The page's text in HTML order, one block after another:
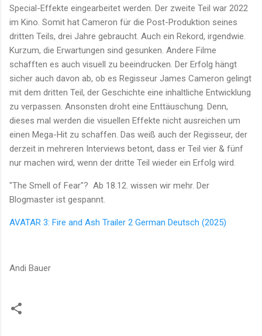
Special-Effekte eingearbeitet werden. Der zweite Teil war 2022
im Kino. Somit hat Cameron für die Post-Produktion seines
dritten Teils, drei Jahre gebraucht. Auch ein Rekord, irgendwie.
Kurzum, die Erwartungen sind gesunken. Andere Filme
schafften es auch visuell zu beeindrucken. Der Erfolg hängt
sicher auch davon ab, ob es Regisseur James Cameron gelingt
mit dem dritten Teil, der Geschichte eine inhaltliche Entwicklung
zu verpassen. Ansonsten droht eine Enttäuschung. Denn,
dieses mal werden die visuellen Effekte nicht ausreichen um
einen Mega-Hit zu schaffen. Das weiß auch der Regisseur, der
derzeit in mehreren Interviews betont, dass er Teil vier & fünf
nur machen wird, wenn der dritte Teil wieder ein Erfolg wird.
"The Smell of Fear"? Ab 18.12. wissen wir mehr. Der
Blogmaster ist gespannt.
AVATAR 3: Fire and Ash Trailer 2 German Deutsch (2025)
Andi Bauer